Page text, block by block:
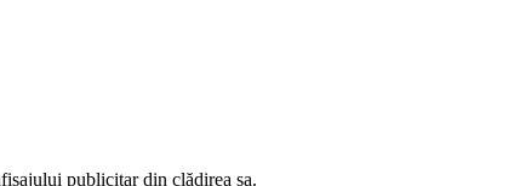
publicitar din clădirea sa.